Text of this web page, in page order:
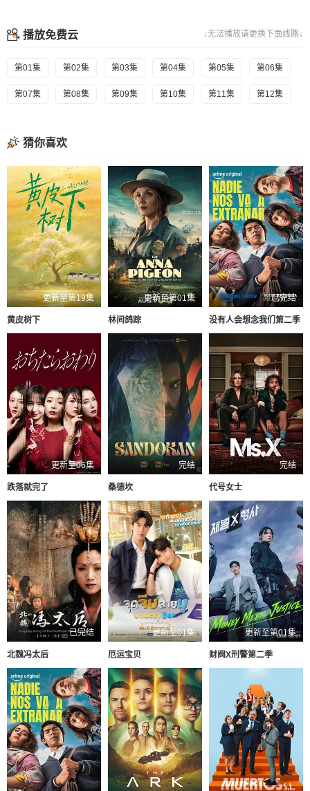
↓无法播放请更换下面线路↓
播放免费云
第01集 第02集 第03集 第04集 第05集 第06集
第07集 第08集 第09集 第10集 第11集 第12集
猜你喜欢
更新至第19集
黄皮树下
更新至第01集
林间鸽踪
已完结
没有人会想念我们第二季
更新至06集
跌落就完了
完结
桑德坎
完结
代号女士
已完结
北魏冯太后
更新至01集
厄运宝贝
更新至第01集
财阀X刑警第二季